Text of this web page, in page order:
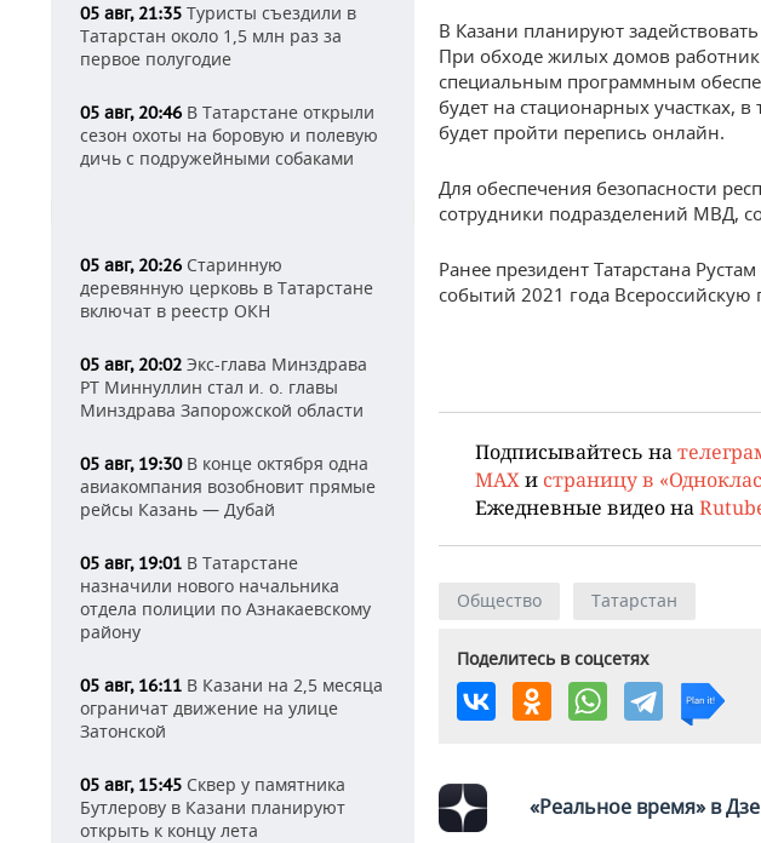
05 авг, 21:35 Туристы съездили в
Татарстан около 1,5 млн раз за
первое полугодие
05 авг, 20:46 В Татарстане открыли
сезон охоты на боровую и полевую
дичь с подружейными собаками
05 авг, 20:26 Старинную
деревянную церковь в Татарстане
включат в реестр ОКН
05 авг, 20:02 Экс-глава Минздрава
РТ Миннуллин стал и. о. главы
Минздрава Запорожской области
05 авг, 19:30В конце октября одна
авиакомпания возобновит прямые
рейсы Казань — Дубай
05 авг, 19:01 В Татарстане
назначили нового начальника
отдела полиции по Азнакаевскому
району
05 авг, 16:11 В Казани на 2,5 месяца
ограничат движение на улице
Затонской
05 авг, 15:45 Сквер у памятника
Бутлерову в Казани планируют
открыть к концу лета
В Казани планируют
При обходе жилых домов
специальным программным
будет на стационарных
будет пройти перепись онлайн.
Для обеспечения безопасности
сотрудники подразделений МВД,
Ранее президент Татарстана
событий 2021 года Всероссийскую
Подписывайтесь на
MAX и страницу в
Ежедневные видео на
Общество Татарстан
Поделитесь в соцсетях
«Реальное время» в